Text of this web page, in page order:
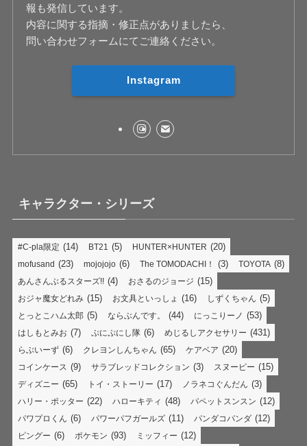
報も発信しています。
内容に関する指摘・修正点がありましたら、
問い合わせフォームにてご連絡ください。
Instagram
キャラクター・シリーズ
#C-pla限定 (14) BT21 (5) HUNTER×HUNTER (20)
mofusand (23) mojojojo (6) The TOMODACHI！ (3) TOYOTA (8)
あんさんぶるスターズ!! (4) おさるのジョージ (15)
おジャ魔女どれみ (15) お文具といっしょ (16) しずくちゃん (5)
とっとこハム太郎 (5) ならぶんです。 (44) にっこりーノ (53)
はしもとみお (7) ぷにぷにし隊 (6) めじるしアクセサリー (431)
らぶいーず (6) クレヨンしんちゃん (65) ケアベア (20)
コインケース (9) サラブレッドコレクション (3) スヌーピー (15)
ディズニー (65) トイ・ストーリー (17) ノラネコぐんだん (3)
ハリー・ポッター (22) ハローキティ (48) パペットスンスン (12)
パワプロくん (6) パワーパフガールズ (11) パンダコパンダ (12)
ピングー (6) ポケモン (93) ミッフィー (12)